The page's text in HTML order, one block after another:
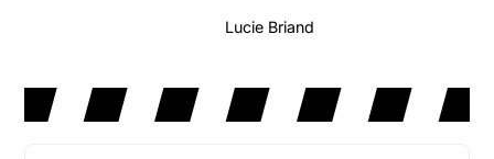
Lucie Briand